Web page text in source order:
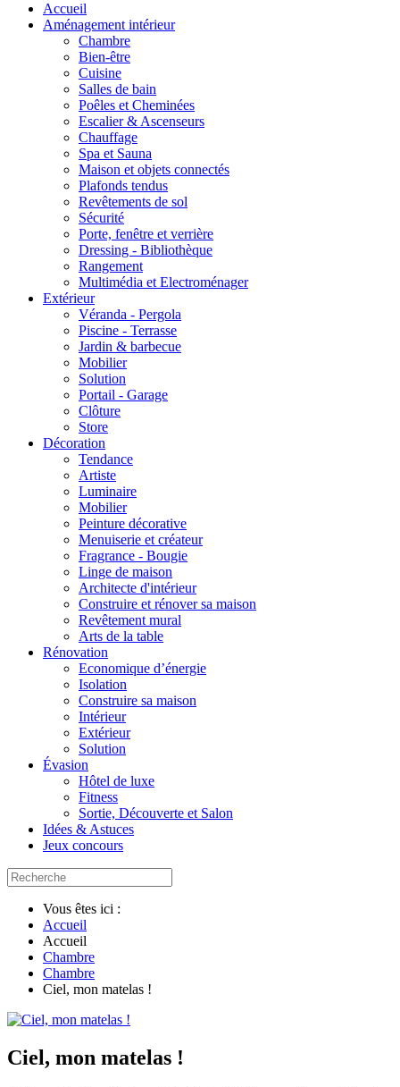
Accueil
Aménagement intérieur
Chambre
Bien-être
Cuisine
Salles de bain
Poêles et Cheminées
Escalier & Ascenseurs
Chauffage
Spa et Sauna
Maison et objets connectés
Plafonds tendus
Revêtements de sol
Sécurité
Porte, fenêtre et verrière
Dressing - Bibliothèque
Rangement
Multimédia et Electroménager
Extérieur
Véranda - Pergola
Piscine - Terrasse
Jardin & barbecue
Mobilier
Solution
Portail - Garage
Clôture
Store
Décoration
Tendance
Artiste
Luminaire
Mobilier
Peinture décorative
Menuiserie et créateur
Fragrance - Bougie
Linge de maison
Architecte d'intérieur
Construire et rénover sa maison
Revêtement mural
Arts de la table
Rénovation
Economique d’énergie
Isolation
Construire sa maison
Intérieur
Extérieur
Solution
Évasion
Hôtel de luxe
Fitness
Sortie, Découverte et Salon
Idées & Astuces
Jeux concours
Vous êtes ici :
Accueil
Accueil
Chambre
Chambre
Ciel, mon matelas !
Ciel, mon matelas !